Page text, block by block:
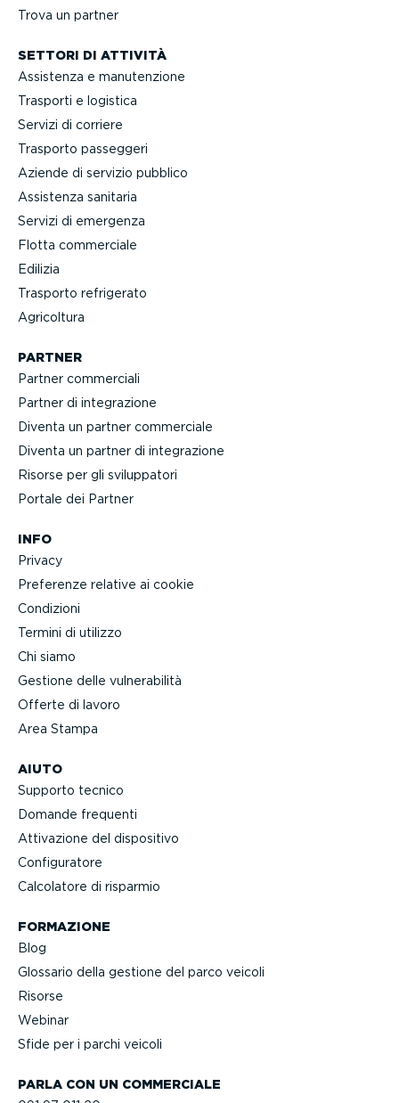
Trova un partner
SETTORI DI ATTIVITÀ
Assistenza e manuten­zione
Trasporti e logistica
Servizi di corriere
Trasporto passeggeri
Aziende di servizio pubblico
Assistenza sanitaria
Servizi di emergenza
Flotta commerciale
Edilizia
Trasporto refrigerato
Agricoltura
PARLA CON UN COMMERCIALE
AIUTO
Supporto tecnico
Domande frequenti
Attivazione del dispositivo
Confi­gu­ratore
Calcolatore di risparmio
FORMAZIONE
Blog
Glossario della gestione del parco veicoli
Risorse
Webinar
Sfide per i parchi veicoli
PARTNER
Partner commerciali
Partner di integra­zione
Diventa un partner commerciale
Diventa un partner di integra­zione
Risorse per gli svilup­patori
Portale dei Partner
INFO
Privacy
Preferenze relative ai cookie
Condizioni
Termini di utilizzo
Chi siamo
Gestione delle vulne­ra­bilità
Offerte di lavoro
Area Stampa